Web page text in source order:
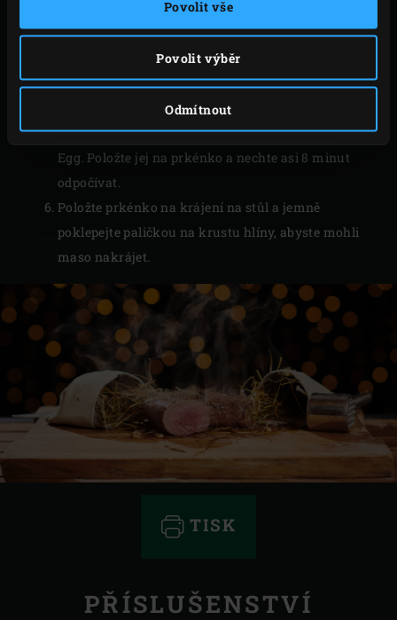
Povolit vše
Povolit výběr
Odmítnout
položte srnčí filet zabalený do hlíny. Zasuňte sondu
dálkového teploměruskrz hlínu do jádra masa.
Zavřete víko EGG, nastavte teplotu teploměru v
jádře na 48 °C a pečte maso přibližně 20 minut,
dokud není dosaženo nastavené teploty v jádře.
Zvěřinový filet zabalený v hlíně vyjměte z Big Green
Egg. Položte jej na prkénko a nechte asi 8 minut
odpočívat.
Položte prkénko na krájení na stůl a jemně
poklepejte paličkou na krustu hlíny, abyste mohli
maso nakrájet.
TISK
PŘÍSLUŠENSTVÍ